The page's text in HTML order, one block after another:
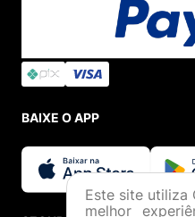
BAIXE O APP
Este site utiliza
melhor